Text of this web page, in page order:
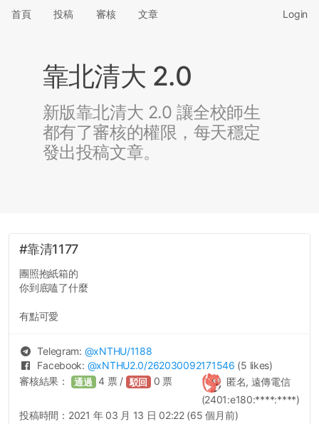
首頁 投稿 審核 文章 Login
靠北清大 2.0
新版靠北清大 2.0 讓全校師生
都有了審核的權限，每天穩定
發出投稿文章。
#靠清1177
團照抱紙箱的
你到底嗑了什麼
有點可愛
Telegram: @xNTHU/1188
Facebook: @xNTHU2.0/262030092171546 (5 likes)
匿名, 遠傳電信
(2401:e180:****:****)
審核結果： 通過 4 票 / 駁回 0 票
投稿時間： 2021 年 03 月 13 日 02:22 (65 個月前)